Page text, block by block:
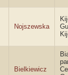
Nojszewska
Bielkiewicz